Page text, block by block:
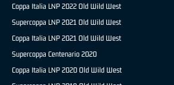
Coppa Italia LNP 2022 Old Wild West
Supercoppa LNP 2021 Old Wild West
Coppa Italia LNP 2021 Old Wild West
Supercoppa Centenario 2020
Coppa Italia LNP 2020 Old Wild West